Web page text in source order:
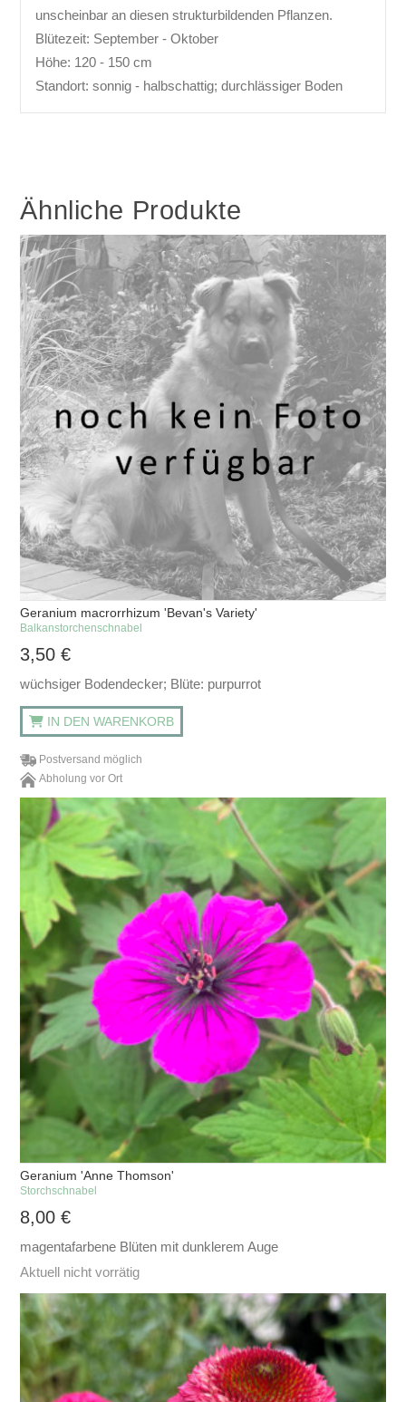
unscheinbar an diesen strukturbildenden Pflanzen.
Blütezeit: September - Oktober
Höhe: 120 - 150 cm
Standort: sonnig - halbschattig; durchlässiger Boden
Ähnliche Produkte
Geranium macrorrhizum 'Bevan's Variety'
Balkanstorchenschnabel
3,50€
wüchsiger Bodendecker; Blüte: purpurrot
IN DEN WARENKORB
Postversand möglich
Abholung vor Ort
Geranium 'Anne Thomson'
Storchschnabel
8,00€
magentafarbene Blüten mit dunklerem Auge
Aktuell nicht vorrätig